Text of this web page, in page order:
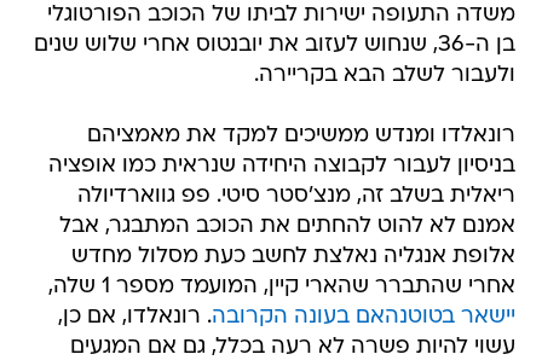
משדה התעופה ישירות לביתו של הכוכב הפורטוגלי
בן ה-36, שנחוש לעזוב את יובנטוס אחרי שלוש שנים
ולעבור לשלב הבא בקריירה.
רונאלדו ומנדש ממשיכים למקד את מאמציהם
בניסיון לעבור לקבוצה היחידה שנראית כמו אופציה
ריאלית בשלב זה, מנצ'סטר סיטי. פפ גווארדיולה
אמנם לא להוט להחתים את הכוכב המתבגר, אבל
אלופת אנגליה נאלצת לחשב כעת מסלול מחדש
אחרי שהתברר שהארי קיין, המועמד מספר 1 שלה,
יישאר בטוטנהאם בעונה הקרובה. רונאלדו, אם כן,
עשוי להיות פשרה לא רעה בכלל, גם אם המגעים